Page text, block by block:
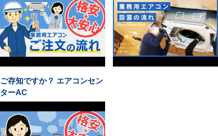
ご存知ですか？ エアコンセン
ターAC